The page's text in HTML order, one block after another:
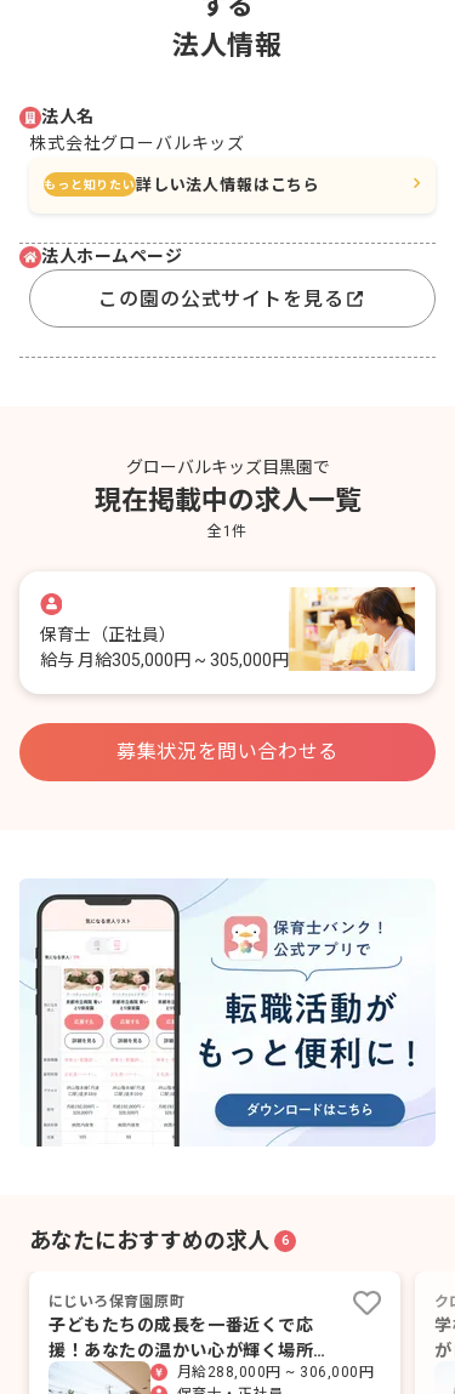
法人情報
法人名
株式会社グローバルキッズ
もっと知りたい詳しい法人情報はこちら
法人ホームページ
この園の公式サイトを見る
グローバルキッズ目黒園で
現在掲載中の求人一覧
全 1件
保育士 （正社員）
給与 月給305,000円 ~ 305,000円
募集状況を問い合わせる
あなたにおすすめの求人 6
にじいろ保育園原町
子どもたちの成長を一番近くで応
援！あなたの温かい心が輝く場所が
ここにあります。月給288,000円 ~ 306,000円
ク